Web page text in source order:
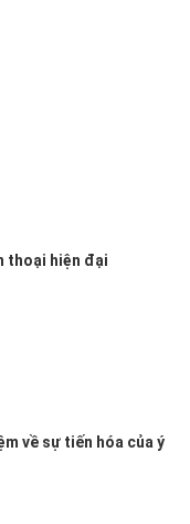
thoại hiện đại
về sự tiến hóa của ý